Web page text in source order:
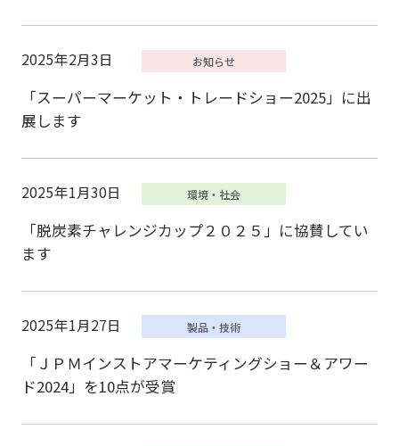
2025年2月3日
「スーパーマーケット・トレードショー2025」に出
展します
2025年1月30日
「脱炭素チャレンジカップ２０２５」に協賛してい
ます
2025年1月27日
「ＪＰＭインストアマーケティングショー＆アワー
ド2024」を10点が受賞